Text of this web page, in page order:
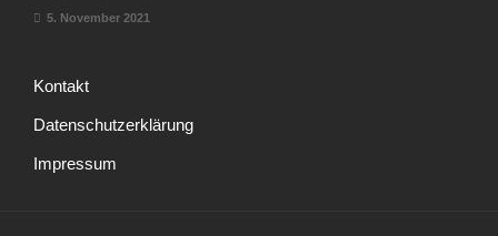
5. November 2021
Kontakt
Datenschutzerklärung
Impressum